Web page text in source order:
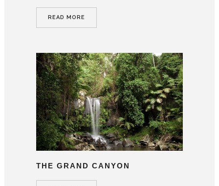
READ MORE
THE GRAND CANYON